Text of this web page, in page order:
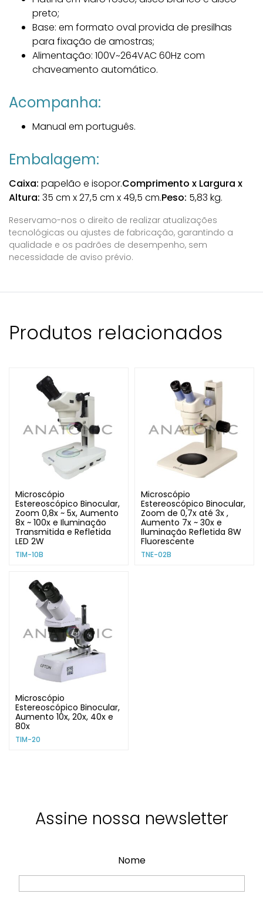
preto;
Base: em formato oval provida de presilhas
para fixação de amostras;
Alimentação: 100V~264VAC 60Hz com
chaveamento automático.
Acompanha:
Manual em português.
Embalagem:
Caixa: papelão e isopor.Comprimento x Largura x
Altura: 35 cm x 27,5 cm x 49,5 cm.Peso: 5,83 kg.
Reservamo-nos o direito de realizar atualizações
tecnológicas ou ajustes de fabricação, garantindo a
qualidade e os padrões de desempenho, sem
necessidade de aviso prévio.
Produtos relacionados
Microscópio
Estereoscópico Binocular,
Zoom 0,8x ~ 5x, Aumento
8x ~ 100x e Iluminação
Transmitida e Refletida
LED 2W
TIM-10B
Microscópio
Estereoscópico Binocular,
Zoom de 0,7x até 3x ,
Aumento 7x ~ 30x e
Iluminação Refletida 8W
Fluorescente
TNE-02B
Microscópio
Estereoscópico Binocular,
Aumento 10x, 20x, 40x e
80x
TIM-20
Assine nossa newsletter
Nome